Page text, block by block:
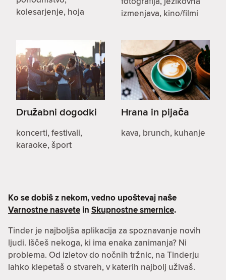
kolesarjenje, hoja
izmenjava, kino/filmi
Družabni dogodki
koncerti, festivali,
karaoke, šport
Hrana in pijača
kava, brunch, kuhanje
Ko se dobiš z nekom, vedno upoštevaj naše
Varnostne nasvete in Skupnostne smernice.
Tinder je najboljša aplikacija za spoznavanje novih
ljudi. Iščeš nekoga, ki ima enaka zanimanja? Ni
problema. Od izletov do nočnih tržnic, na Tinderju
lahko klepetaš o stvareh, v katerih najbolj uživaš.